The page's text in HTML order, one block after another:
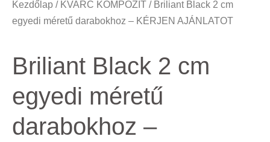
Kezdőlap / KVARC KOMPOZIT / Briliant Black 2 cm
egyedi méretű darabokhoz – KÉRJEN AJÁNLATOT
Briliant Black 2 cm
egyedi méretű
darabokhoz –